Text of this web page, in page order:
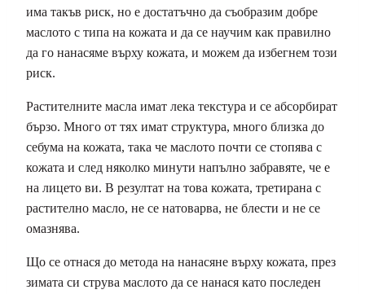
има такъв риск, но е достатъчно да съобразим добре
маслото с типа на кожата и да се научим как правилно
да го нанасяме върху кожата, и можем да избегнем този
риск.
Растителните масла имат лека текстура и се абсорбират
бързо. Много от тях имат структура, много близка до
себума на кожата, така че маслото почти се стопява с
кожата и след няколко минути напълно забравяте, че е
на лицето ви. В резултат на това кожата, третирана с
растително масло, не се натоварва, не блести и не се
омазнява.
Що се отнася до метода на нанасяне върху кожата, през
зимата си струва маслото да се нанася като последен